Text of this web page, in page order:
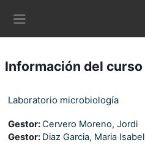
Información del curso
Laboratorio microbiología
Gestor:Cervero Moreno, Jordi
Gestor: Diaz Garcia, Maria Isabel